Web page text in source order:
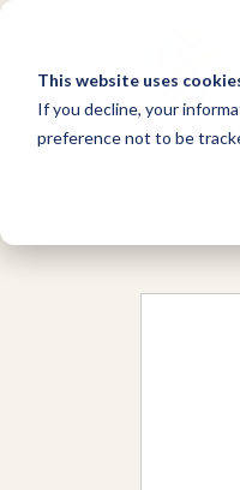
This website uses
If you decline, your
preference not to be